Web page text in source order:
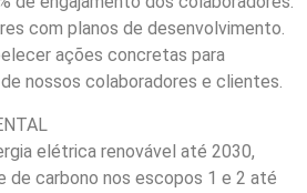
com planos de desenvolvimento.
ações concretas para
nossos colaboradores e clientes.
elétrica renovável até 2030,
de carbono nos escopos 1 e 2 até